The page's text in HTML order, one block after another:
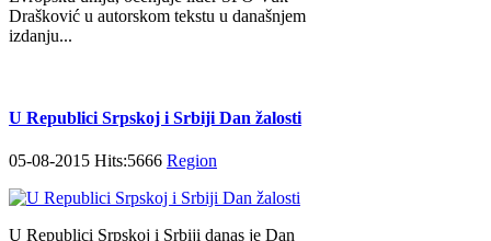
Drašković u autorskom tekstu u današnjem
izdanju...
U Republici Srpskoj i Srbiji Dan žalosti
05-08-2015 Hits:5666 Region
U Republici Srpskoj i Srbiji danas je Dan